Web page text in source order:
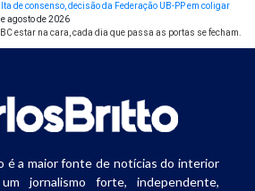
de consenso, decisão da Federação UB-PP em coligar
agosto de 2026
estar na cara, cada dia que passa as portas se fecham.
é a maior fonte de notícias do interior
jornalismo forte, independente,